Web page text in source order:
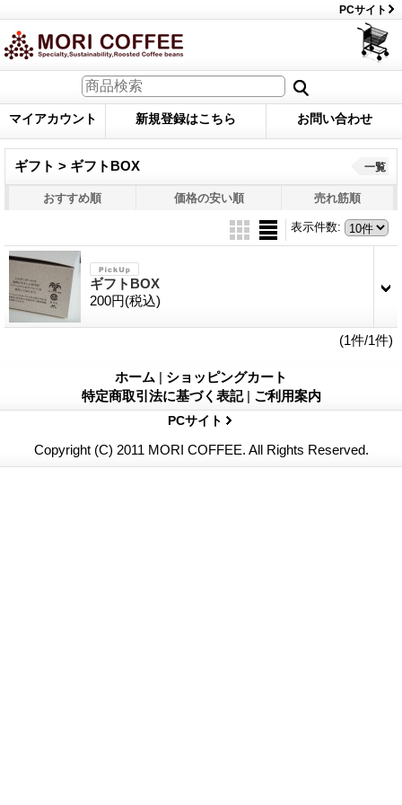
PCサイト
マイアカウント 新規登録はこちら お問い合わせ
ギフト > ギフトBOX 一覧
おすすめ順 価格の安い順 売れ筋順
表示件数:
ギフトBOX
200円(税込)
(1件/1件)
ホーム | ショッピングカート
特定商取引法に基づく表記 | ご利用案内
PCサイト
Copyright (C) 2011 MORI COFFEE. All Rights Reserved.